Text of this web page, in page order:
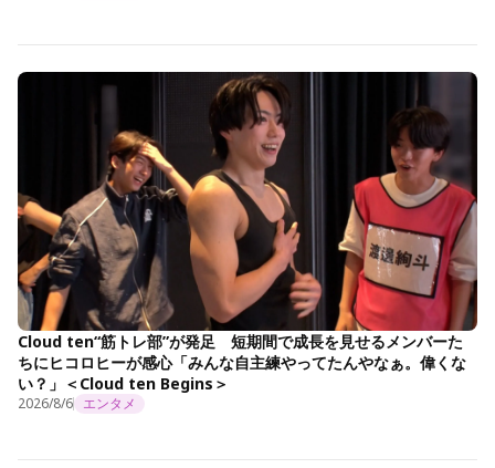
Cloud ten“筋トレ部”が発足 短期間で成長を見せるメンバーた
ちにヒコロヒーが感心「みんな自主練やってたんやなぁ。偉くな
い？」＜Cloud ten Begins＞
2026/8/6 エンタメ